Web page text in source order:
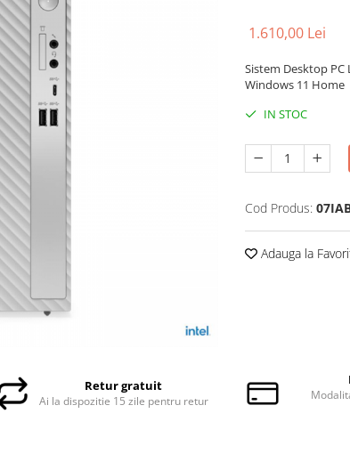
1.610,00 Lei
Sistem Desktop PC
Windows 11 Home
IN STOC
Cod Produs:
Adauga la
Retur gratuit
Ai la dispozitie 15 zile pentru retur